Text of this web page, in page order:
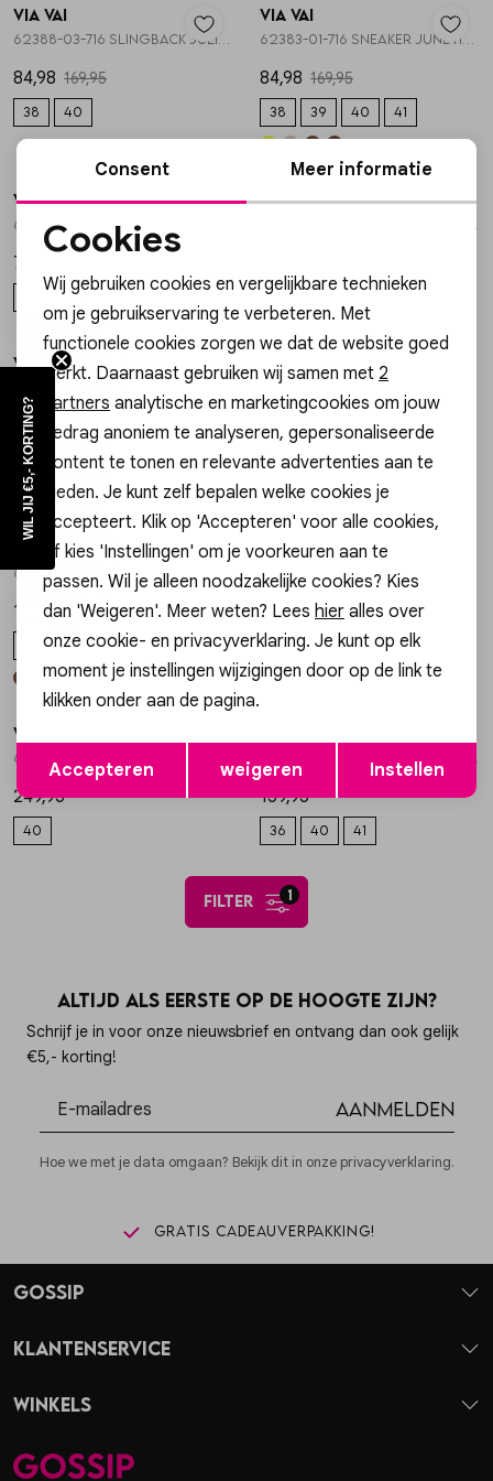
Vesten
Jassen
Lingerie
1/2
Via Vai
84,98 169,95
38 40
1/2
Via Vai
84,98 169,95
38 39 40 41
1/2
Via Vai
74,98
1/2
Via Vai
37
1/2
50%
Via Vai
79,98 159,95
37
1
Via Vai
159,95
38 39 41
Via Vai
179,95
38 40 41
1/2
Via Vai
84,98 169,95
37
Via Vai
61099-01-900 ZIVA RAVE LAARS
249,95
40
159,95
36 40 41
1
filter
Altijd als eerste op de hoogte zijn?
Schrijf je in voor onze nieuwsbrief en ontvang dan ook gelijk
€5,- korting!
Aanmelden
Hoe we met je data omgaan? Bekijk dit in onze privacyverklaring.
Gratis cadeauverpakking!
Gossip
Klantenservice
Winkels
Noodzakelijke cookies
Personalisatie cookies
Analytische cookies
Marketing cookies
Opslaan
Consent Meer informatie
Cookies
Wij gebruiken cookies en vergelijkbare technieken
om je gebruikservaring te verbeteren. Met
functionele cookies zorgen we dat de website goed
werkt. Daarnaast gebruiken wij samen met 2
partners analytische en marketingcookies om jouw
gedrag anoniem te analyseren, gepersonaliseerde
content te tonen en relevante advertenties aan te
bieden. Je kunt zelf bepalen welke cookies je
accepteert. Klik op 'Accepteren' voor alle cookies,
of kies 'Instellingen' om je voorkeuren aan te
passen. Wil je alleen noodzakelijke cookies? Kies
dan 'Weigeren'. Meer weten? Lees hier alles over
onze cookie- en privacyverklaring. Je kunt op elk
moment je instellingen wijzigingen door op de link te
klikken onder aan de pagina.
Accepteren weigeren Instellen
WIL JIJ €5,- KORTING?